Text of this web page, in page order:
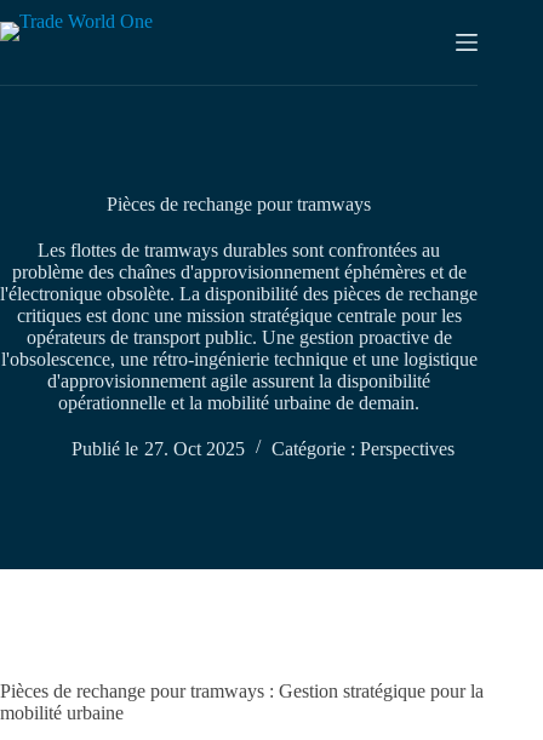
to
Pièces de rechange pour tramways
Les flottes de tramways durables sont confrontées au
problème des chaînes d'approvisionnement éphémères et de
l'électronique obsolète. La disponibilité des pièces de rechange
critiques est donc une mission stratégique centrale pour les
opérateurs de transport public. Une gestion proactive de
l'obsolescence, une rétro-ingénierie technique et une logistique
d'approvisionnement agile assurent la disponibilité
opérationnelle et la mobilité urbaine de demain.
Publié le 27. Oct 2025 Catégorie : Perspectives
Pièces de rechange pour tramways : Gestion stratégique pour la
mobilité urbaine